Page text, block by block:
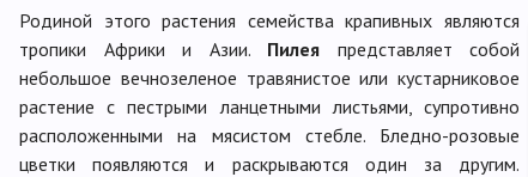
Родиной этого растения семейства крапивных являются
тропики Африки и Азии. Пилея представляет собой
небольшое вечнозеленое травянистое или кустарниковое
растение с пестрыми ланцетными листьями, супротивно
расположенными на мясистом стебле. Бледно-розовые
цветки появляются и раскрываются один за другим.